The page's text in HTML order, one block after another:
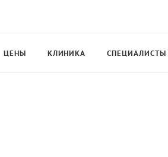
ЦЕНЫ КЛИНИКА СПЕЦИАЛИСТЫ